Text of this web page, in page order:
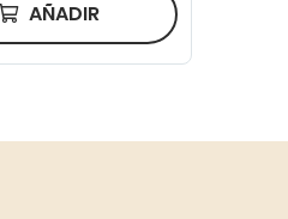
AÑADIR